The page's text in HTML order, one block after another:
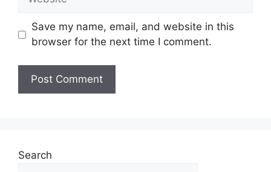
Save my name, email, and website in this
browser for the next time I comment.
Search